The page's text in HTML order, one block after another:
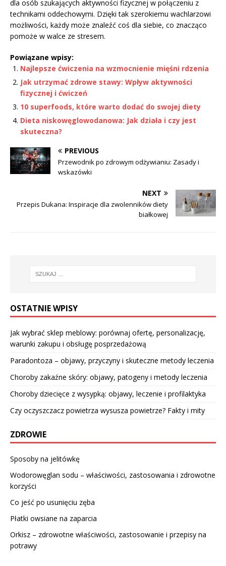
dla osób szukających aktywności fizycznej w połączeniu z
technikami oddechowymi. Dzięki tak szerokiemu wachlarzowi
możliwości, każdy może znaleźć coś dla siebie, co znacząco
pomoże w walce ze stresem.
Powiązane wpisy:
Najlepsze ćwiczenia na wzmocnienie mięśni rdzenia
Jak utrzymać zdrowe stawy: Wpływ aktywności
fizycznej i ćwiczeń
10 superfoods, które warto dodać do swojej diety
Dieta niskowęglowodanowa: Jak działa i czy jest
skuteczna?
PREVIOUS
Przewodnik po zdrowym odżywianiu: Zasady i
wskazówki
NEXT
Przepis Dukana: Inspiracje dla zwolenników diety
białkowej
OSTATNIE WPISY
Jak wybrać sklep meblowy: porównaj ofertę, personalizację,
warunki zakupu i obsługę posprzedażową
Paradontoza – objawy, przyczyny i skuteczne metody leczenia
Choroby zakaźne skóry: objawy, patogeny i metody leczenia
Choroby dziecięce z wysypką: objawy, leczenie i profilaktyka
Czy oczyszczacz powietrza wysusza powietrze? Fakty i mity
ZDROWIE
Sposoby na jelitówkę
Wodorowęglan sodu – właściwości, zastosowania i zdrowotne
korzyści
Co jeść po usunięciu zęba
Płatki owsiane na zaparcia
Orkisz – zdrowotne właściwości, zastosowanie i przepisy na
potrawy